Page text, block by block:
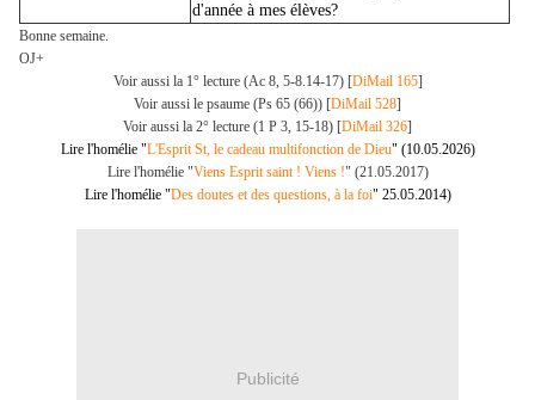
d'année à mes élèves?
Bonne semaine.
OJ+
Voir aussi la 1° lecture (Ac 8, 5-8.14-17) [DiMail 165]
Voir aussi le psaume (Ps 65 (66)) [DiMail 528]
Voir aussi la 2° lecture (1 P 3, 15-18) [DiMail 326]
Lire l'homélie "L'Esprit St, le cadeau multifonction de Dieu" (10.05.2026)
Lire l'homélie "Viens Esprit saint ! Viens !" (21.05.2017)
Lire l'homélie "Des doutes et des questions, à la foi" 25.05.2014)
Publicité